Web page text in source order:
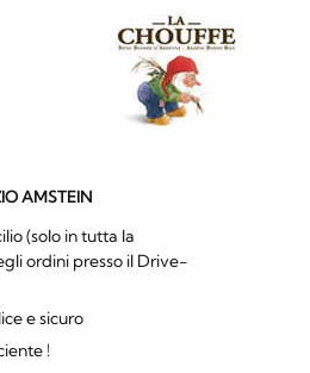
AMSTEIN
(solo in tutta la
ordini presso il Drive-
e sicuro
!